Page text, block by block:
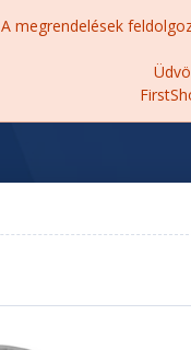
A megrendelések